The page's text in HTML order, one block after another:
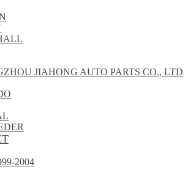
JIAHONG AUTO PARTS CO., LTD
2004